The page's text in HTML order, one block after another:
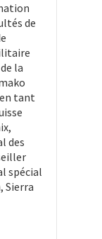
de
la
tant
des
spécial
Sierra